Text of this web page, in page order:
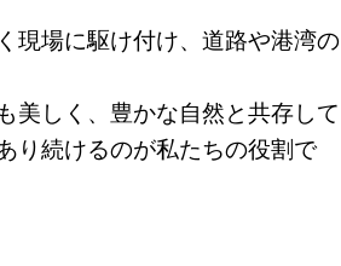
現場に駆け付け、道路や港湾の
美しく、豊かな自然と共存して
り続けるのが私たちの役割で